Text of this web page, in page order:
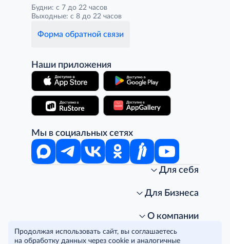
Будни: с 7 до 22 часов
Выходные: с 8 до 22 часов
Форма обратной связи
Наши приложения
Мы в социальных сетях
Для себя
Стань клиентом METRO
Подарочные карты. Активация и баланс
Для Бизнеса
Получить карту для бизнеса
Для магазинов
О компании
Карьера
Условия и соглашения
Продолжая использовать сайт, вы соглашаетесь
на обработку данных через cookie и аналогичные